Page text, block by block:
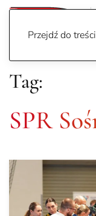
Przejdź do
Tag:
SPR